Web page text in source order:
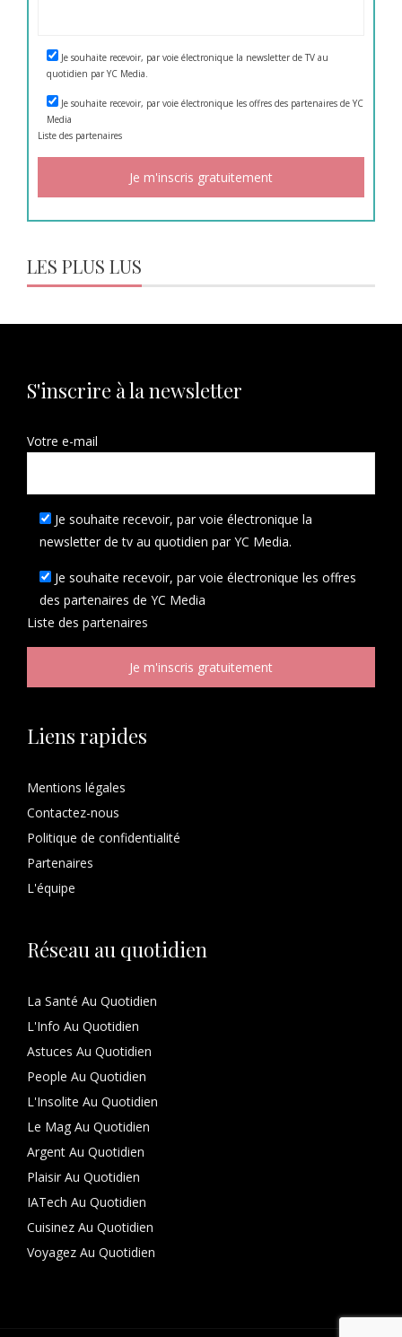
Je souhaite recevoir, par voie électronique la newsletter de TV au
quotidien par YC Media.
Je souhaite recevoir, par voie électronique les offres des partenaires de YC
Media
Liste des partenaires
LES PLUS LUS
S'inscrire à la newsletter
Votre e-mail
Je souhaite recevoir, par voie électronique la
newsletter de tv au quotidien par YC Media.
Je souhaite recevoir, par voie électronique les offres
des partenaires de YC Media
Liste des partenaires
Liens rapides
Mentions légales
Contactez-nous
Politique de confidentialité
Partenaires
L'équipe
Réseau au quotidien
La Santé Au Quotidien
L'Info Au Quotidien
Astuces Au Quotidien
People Au Quotidien
L'Insolite Au Quotidien
Le Mag Au Quotidien
Argent Au Quotidien
Plaisir Au Quotidien
IATech Au Quotidien
Cuisinez Au Quotidien
Voyagez Au Quotidien